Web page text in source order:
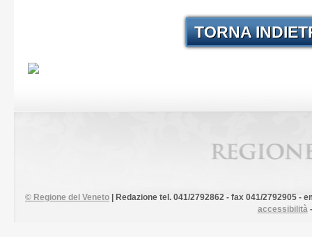
TORNA
© Regione del Veneto
| Redazione tel. 041/2792862 - fax 041/2792905 -
accessibilità